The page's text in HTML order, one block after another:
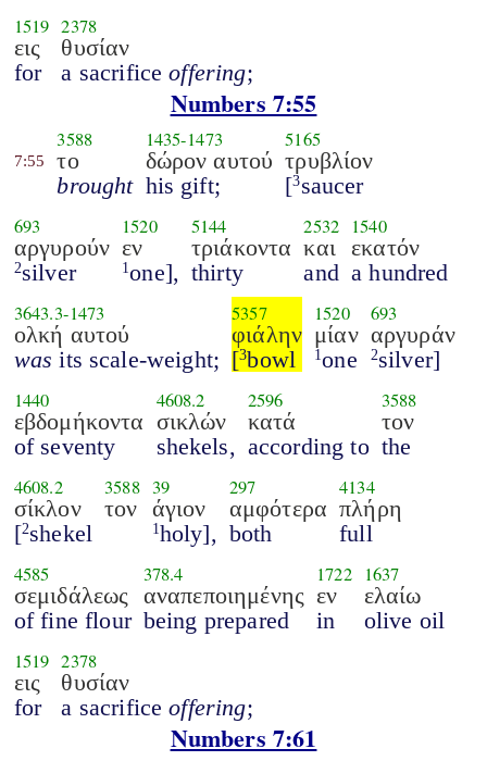
1519
εις
for
2378
θυσίαν
a sacrificeoffering;
Numbers 7:55
7:55
3588
το
brought
1435-1473
δώρον αυτού
his gift;
5165
τρυβλίον
[3saucer
693
αργυρούν
2silver
1520
εν
1 one],
5144
τριάκοντα
thirty
2532
και
and
1540
εκατόν
a hundred
3643.3-1473
ολκή αυτού
was its scale-weight;
5357
φιάλην
[3bowl
1520
μίαν
1 one
693
αργυράν
2silver]
1440
εβδομήκοντα
of seventy
4608.2
σικλών
shekels,
2596
κατά
according to
3588
τον
the
4608.2
σίκλον
[2shekel
3588
τον
39
άγιον
1 holy],
297
αμφότερα
both
4134
πλήρη
full
4585
σεμιδάλεως
of fine flour
378.4
αναπεποιημένης
being prepared
1722
εν
in
1637
ελαίω
olive oil
1519
εις
for
2378
θυσίαν
a sacrificeoffering;
Numbers 7:61